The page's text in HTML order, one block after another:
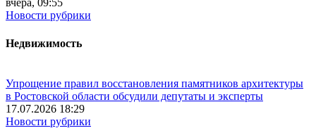
вчера, 09:55
Новости рубрики
Недвижимость
Упрощение правил восстановления памятников архитектуры
в Ростовской области обсудили депутаты и эксперты
17.07.2026 18:29
Новости рубрики